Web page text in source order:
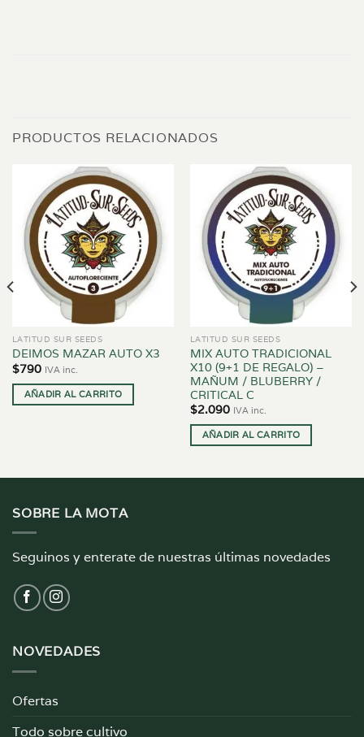
PRODUCTOS RELACIONADOS
LATITUD SUR SEEDS
DEIMOS MAZAR AUTO X3
$790 IVA inc.
AÑADIR AL CARRITO
LATITUD SUR SEEDS
MIX AUTO TRADICIONAL
X10 (9+1 DE REGALO) –
MAÑUM / BLUBERRY /
CRITICAL C
$2.090 IVA inc.
AÑADIR AL CARRITO
SOBRE LA MOTA
Seguinos y enterate de nuestras últimas novedades
NOVEDADES
Ofertas
Todo sobre cultivo